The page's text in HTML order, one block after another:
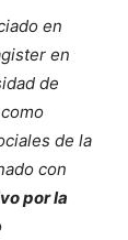
en
en
de
de la
con
por la